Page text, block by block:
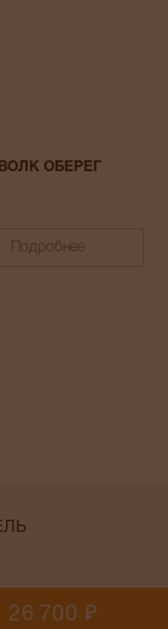
26 700 ₽
ОБЕРЕГ
Подробнее